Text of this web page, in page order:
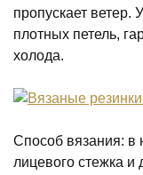
пропускает ветер.
плотных петель,
холода.
Способ вязания: в
лицевого стежка и